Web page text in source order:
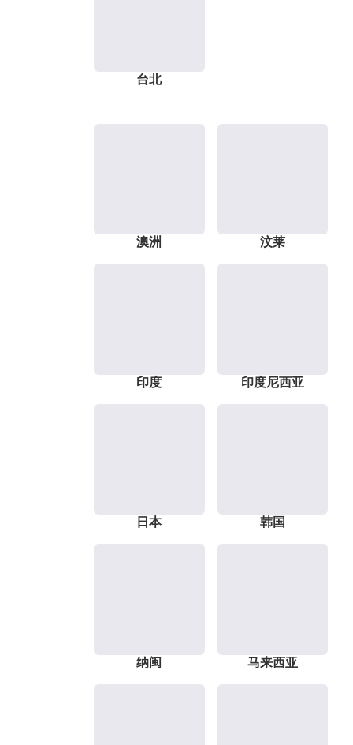
台北
澳洲 汶莱
印度 印度尼西亚
日本 韩国
纳闽 马来西亚